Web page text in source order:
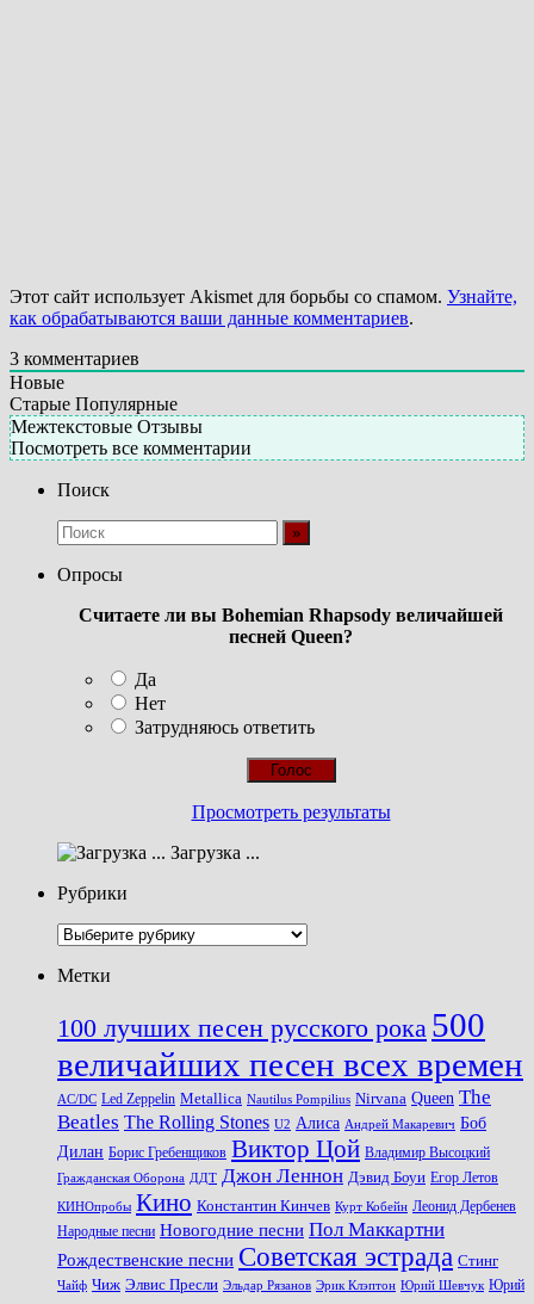
Этот сайт использует Akismet для борьбы со спамом. Узнайте,
как обрабатываются ваши данные комментариев.
3 комментариев
Новые
Старые Популярные
Межтекстовые Отзывы
Посмотреть все комментарии
Поиск
Опросы
Считаете ли вы Bohemian Rhapsody величайшей
песней Queen?
Да
Нет
Затрудняюсь ответить
Просмотреть результаты
Загрузка ...
Рубрики
Рубрики
Метки
100 лучших песен русского рока 500
величайших песен всех времен
AC/DC Led Zeppelin Metallica Nautilus Pompilius Nirvana Queen The
Beatles The Rolling Stones U2 Алиса Андрей Макаревич Боб
Дилан Борис Гребенщиков Виктор Цой Владимир Высоцкий
Гражданская Оборона ДДТ Джон Леннон Дэвид Боуи Егор Летов
КИНОпробы Кино Константин Кинчев Курт Кобейн Леонид Дербенев
Народные песни Новогодние песни Пол Маккартни
Рождественские песни Советская эстрада Стинг
Чайф Чиж Элвис Пресли Эльдар Рязанов Эрик Клэптон Юрий Шевчук Юрий